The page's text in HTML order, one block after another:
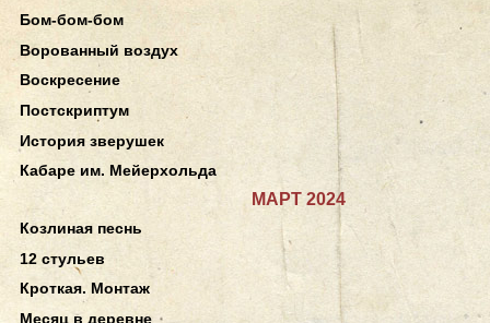
Бом-бом-бом
Ворованный воздух
Воскресение
Постскриптум
История зверушек
Кабаре им. Мейерхольда
МАРТ 2024
Козлиная песнь
12 стульев
Кроткая. Монтаж
Месяц в деревне